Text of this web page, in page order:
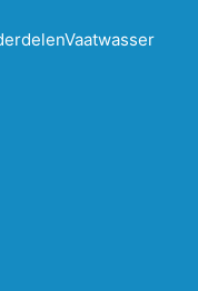
Vaatwasser